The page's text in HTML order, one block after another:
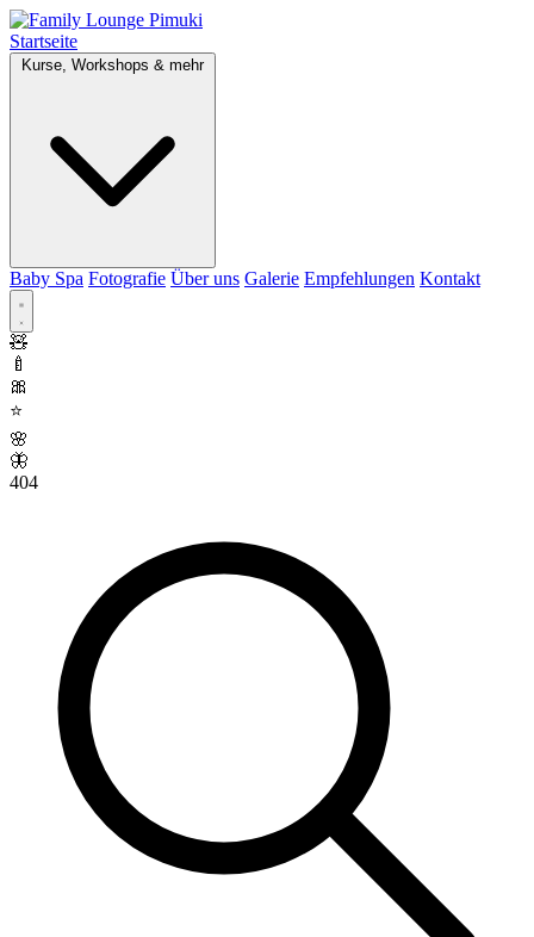
Startseite
Kurse, Workshops & mehr
Baby Spa Fotografie Über uns Galerie Empfehlungen Kontakt
🧸
🍼
🎀
⭐
🌸
🦋
404